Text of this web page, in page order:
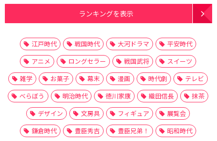
ランキングを表示
江戸時代 戦国時代 大河ドラマ
平安時代
アニメ
ロングセラー 戦国武将
スイーツ
雑学
お菓子 幕末 漫画 時代劇
テレビ
べらぼう
明治時代 徳川家康 織田信長
抹茶
デザイン
文房具 フィギュア
展覧会
鎌倉時代
豊臣秀吉 豊臣兄弟！
昭和時代